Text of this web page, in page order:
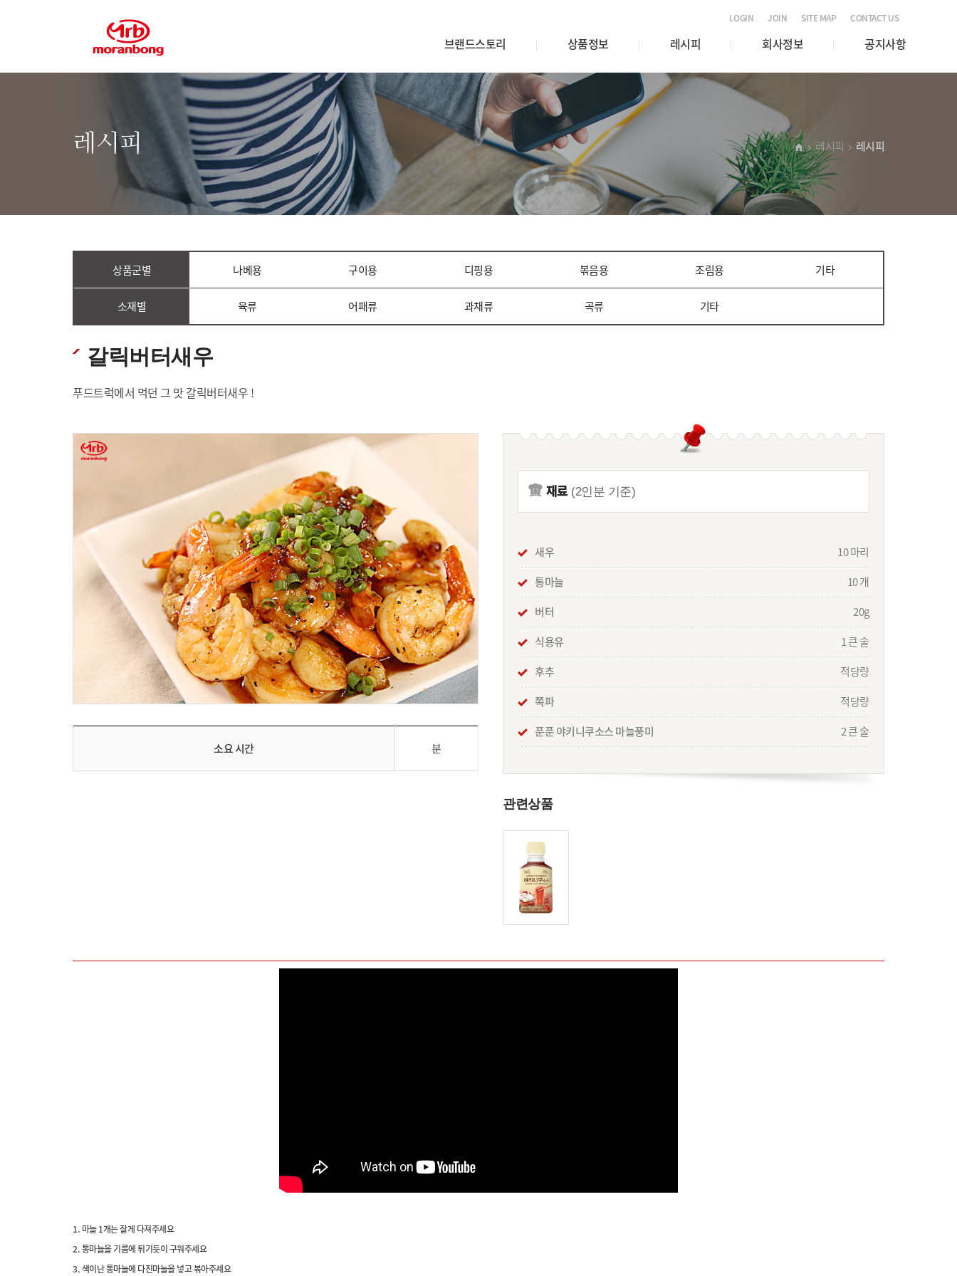
LOGIN JOIN SITE MAP CONTACT US
브랜드스토리 상품정보 레시피 회사정보 공지사항
레시피 레시피 레시피
상품군별 나베용 구이용 디핑용 볶음용 조림용 기타
소재별 육류 어패류 과채류 곡류 기타
갈릭버터새우
푸드트럭에서 먹던 그 맛 갈릭버터새우 !
소요 시간 분
재료 (2인분 기준)
새우
10 마리
통마늘
10 개
버터
20g
식용유
1 큰 술
후추
적당량
쪽파
적당량
푼푼 야키니쿠소스 마늘풍미
2 큰 술
관련상품
1. 마늘 1개는 잘게 다져주세요
2. 통마늘을 기름에 튀기듯이 구워주세요
3. 색이난 통마늘에 다진마늘을 넣고 볶아주세요